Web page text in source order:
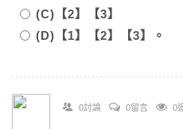
(C)【2】【3】
(D)【1】【2】【3】。
0討論 0留言 0